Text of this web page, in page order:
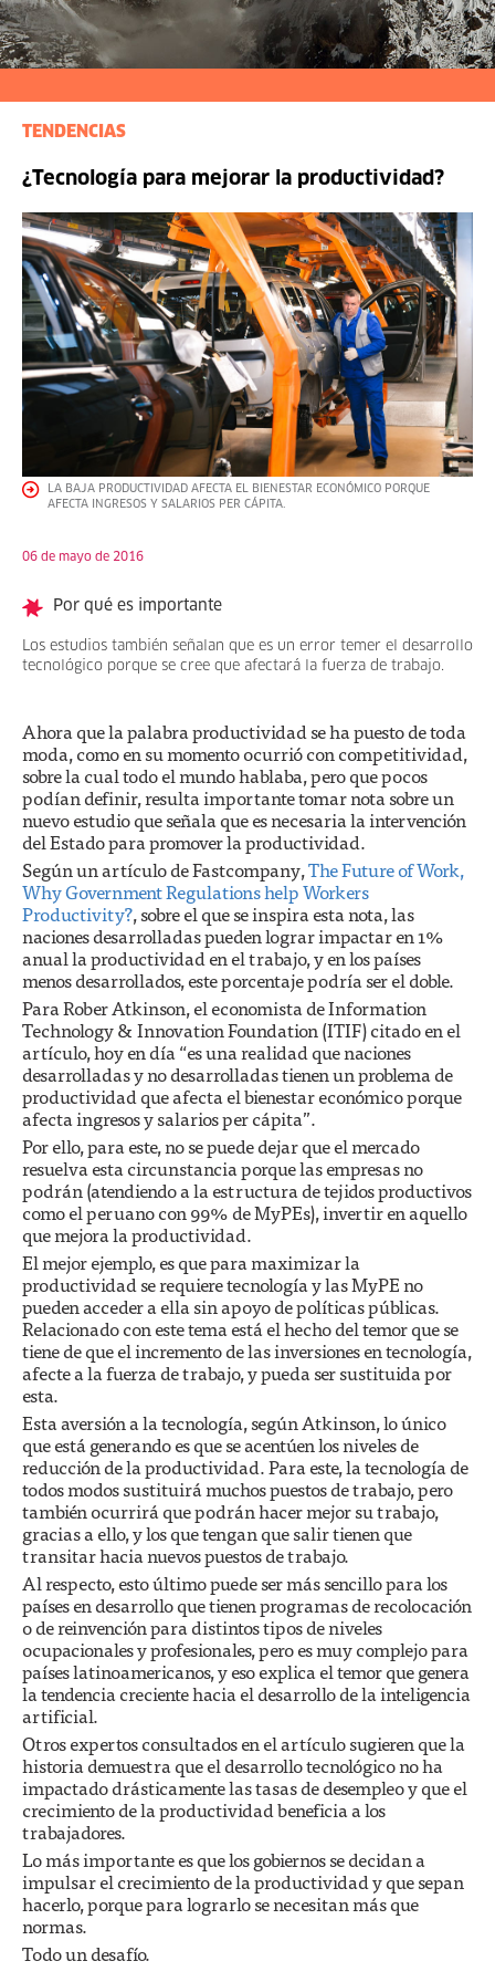
TENDENCIAS
¿Tecnología para mejorar la productividad?
LA BAJA PRODUCTIVIDAD AFECTA EL BIENESTAR ECONÓMICO PORQUE
AFECTA INGRESOS Y SALARIOS PER CÁPITA.
06 de mayo de 2016
Por qué es importante
Los estudios también señalan que es un error temer el desarrollo
tecnológico porque se cree que afectará la fuerza de trabajo.
Ahora que la palabra productividad se ha puesto de toda
moda, como en su momento ocurrió con competitividad,
sobre la cual todo el mundo hablaba, pero que pocos
podían definir, resulta importante tomar nota sobre un
nuevo estudio que señala que es necesaria la intervención
del Estado para promover la productividad.
Según un artículo de Fastcompany,The Future of Work,
Why Government Regulations help Workers
Productivity?, sobre el que se inspira esta nota, las
naciones desarrolladas pueden lograr impactar en 1%
anual la productividad en el trabajo, y en los países
menos desarrollados, este porcentaje podría ser el doble.
Para Rober Atkinson, el economista de Information
Technology & Innovation Foundation (ITIF) citado en el
artículo, hoy en día “es una realidad que naciones
desarrolladas y no desarrolladas tienen un problema de
productividad que afecta el bienestar económico porque
afecta ingresos y salarios per cápita”.
Por ello, para este, no se puede dejar que el mercado
resuelva esta circunstancia porque las empresas no
podrán (atendiendo a la estructura de tejidos productivos
como el peruano con 99% de MyPEs), invertir en aquello
que mejora la productividad.
El mejor ejemplo, es que para maximizar la
productividad se requiere tecnología y las MyPE no
pueden acceder a ella sin apoyo de políticas públicas.
Relacionado con este tema está el hecho del temor que se
tiene de que el incremento de las inversiones en tecnología,
afecte a la fuerza de trabajo, y pueda ser sustituida por
esta.
Esta aversión a la tecnología, según Atkinson, lo único
que está generando es que se acentúen los niveles de
reducción de la productividad. Para este, la tecnología de
todos modos sustituirá muchos puestos de trabajo, pero
también ocurrirá que podrán hacer mejor su trabajo,
gracias a ello, y los que tengan que salir tienen que
transitar hacia nuevos puestos de trabajo.
Al respecto, esto último puede ser más sencillo para los
países en desarrollo que tienen programas de recolocación
o de reinvención para distintos tipos de niveles
ocupacionales y profesionales, pero es muy complejo para
países latinoamericanos, y eso explica el temor que genera
la tendencia creciente hacia el desarrollo de la inteligencia
artificial.
Otros expertos consultados en el artículo sugieren que la
historia demuestra que el desarrollo tecnológico no ha
impactado drásticamente las tasas de desempleo y que el
crecimiento de la productividad beneficia a los
trabajadores.
Lo más importante es que los gobiernos se decidan a
impulsar el crecimiento de la productividad y que sepan
hacerlo, porque para lograrlo se necesitan más que
normas.
Todo un desafío.